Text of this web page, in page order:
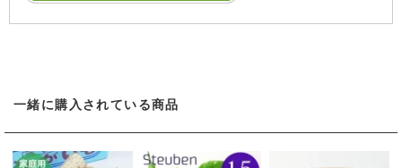
一緒に購入されている商品